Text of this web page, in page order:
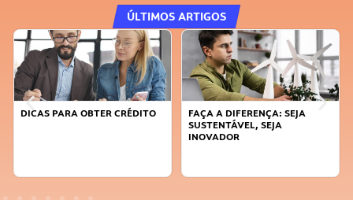
ÚLTIMOS ARTIGOS
DICAS PARA OBTER CRÉDITO
FAÇA A DIFERENÇA: SEJA
SUSTENTÁVEL, SEJA
INOVADOR